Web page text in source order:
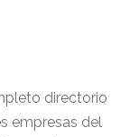
directorio
empresas del